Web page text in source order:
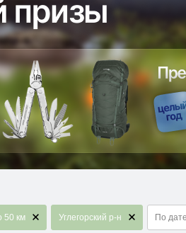
50 км Углегорский р-н По